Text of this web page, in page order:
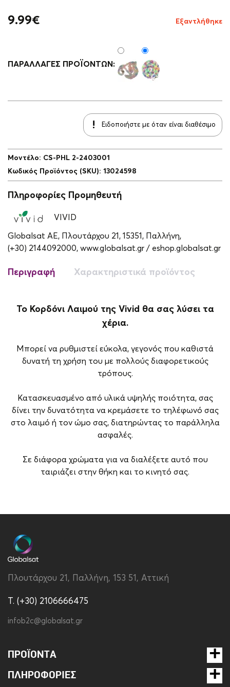
9.99€ Εξαντλήθηκε
ΠΑΡΑΛΛΑΓΈΣ ΠΡΟΪΌΝΤΩΝ:
Ειδοποιήστε με όταν είναι διαθέσιμο
Μοντέλο: CS-PHL 2-2403001
Κωδικός Προϊόντος (SKU): 13024598
Πληροφορίες Προμηθευτή
VIVID
Globalsat ΑΕ, Πλουτάρχου 21, 15351, Παλλήνη,
(+30) 2144092000, www.globalsat.gr / eshop.globalsat.gr
Περιγραφή Χαρακτηριστικά προϊόντος
To Κορδόνι Λαιμού της Vivid θα σας λύσει τα
χέρια.
Μπορεί να ρυθμιστεί εύκολα, γεγονός που καθιστά
δυνατή τη χρήση του με πολλούς διαφορετικούς
τρόπους.
Κατασκευασμένο από υλικά υψηλής ποιότητα, σας
δίνει την δυνατότητα να κρεμάσετε το τηλέφωνό σας
στο λαιμό ή τον ώμο σας, διατηρώντας το παράλληλα
ασφαλές.
Σε διάφορα χρώματα για να διαλέξετε αυτό που
ταιριάζει στην θήκη και το κινητό σας.
Είδος Neck Chain
Πλουτάρχου 21, Παλλήνη, 153 51, Αττική
T. (+30) 2106666475
infob2c@globalsat.gr
ΠΡΟΪΌΝΤΑ
ΠΛΗΡΟΦΟΡΊΕΣ